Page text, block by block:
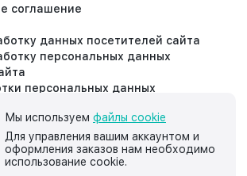
соглашение
данных посетителей сайта
персональных данных
персональных данных
персональных данных третьим
Мы используем файлы cookie
Для управления вашим аккаунтом и
оформления заказов нам необходимо
использование cookie.